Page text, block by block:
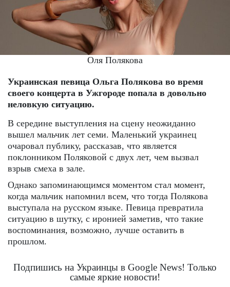
Оля Полякова
Украинская певица Ольга Полякова во время
своего концерта в Ужгороде попала в довольно
неловкую ситуацию.
В середине выступления на сцену неожиданно
вышел мальчик лет семи. Маленький украинец
очаровал публику, рассказав, что является
поклонником Поляковой с двух лет, чем вызвал
взрыв смеха в зале.
Однако запоминающимся моментом стал момент,
когда мальчик напомнил всем, что тогда Полякова
выступала на русском языке. Певица превратила
ситуацию в шутку, с иронией заметив, что такие
воспоминания, возможно, лучше оставить в
прошлом.
Подпишись на Украинцы в Google News! Только
самые яркие новости!